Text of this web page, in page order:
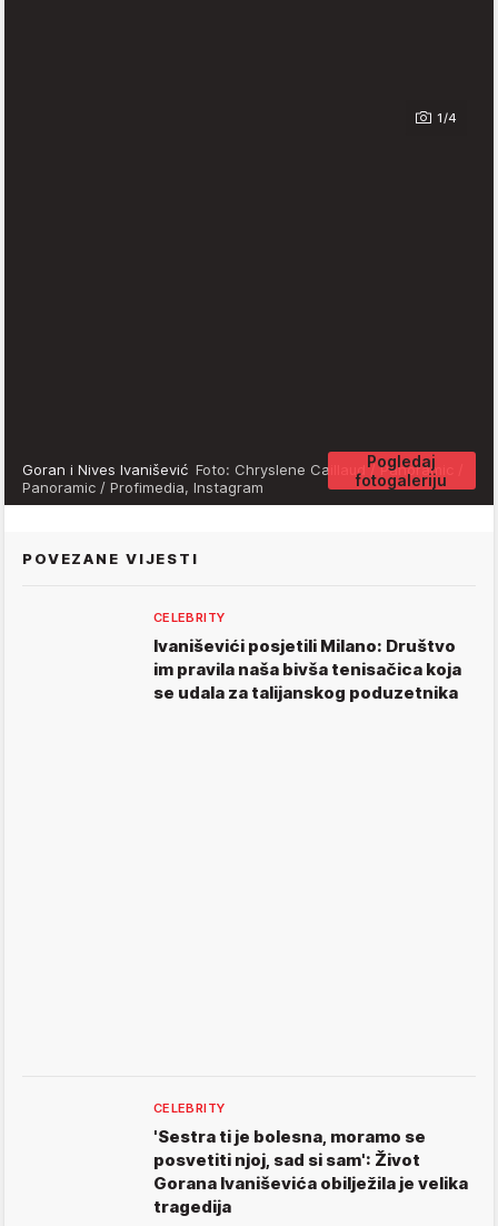
1/4
Pogledaj
fotogaleriju
Goran i Nives Ivanišević Foto: Chryslene Caillaud / Panoramic /
Panoramic / Profimedia, Instagram
POVEZANE VIJESTI
CELEBRITY
Ivaniševići posjetili Milano: Društvo
im pravila naša bivša tenisačica koja
se udala za talijanskog poduzetnika
CELEBRITY
'Sestra ti je bolesna, moramo se
posvetiti njoj, sad si sam': Život
Gorana Ivaniševića obilježila je velika
tragedija